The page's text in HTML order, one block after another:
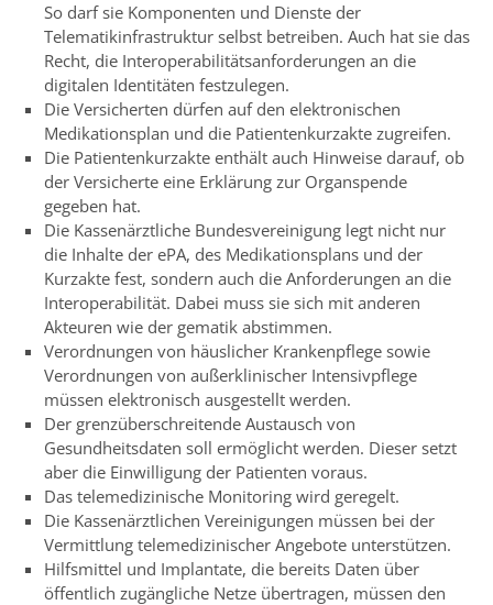
So darf sie Komponenten und Dienste der
Telematikinfrastruktur selbst betreiben. Auch hat sie das
Recht, die Interoperabilitätsanforderungen an die
digitalen Identitäten festzulegen.
Die Versicherten dürfen auf den elektronischen
Medikationsplan und die Patientenkurzakte zugreifen.
Die Patientenkurzakte enthält auch Hinweise darauf, ob
der Versicherte eine Erklärung zur Organspende
gegeben hat.
Die Kassenärztliche Bundesvereinigung legt nicht nur
die Inhalte der ePA, des Medikationsplans und der
Kurzakte fest, sondern auch die Anforderungen an die
Interoperabilität. Dabei muss sie sich mit anderen
Akteuren wie der gematik abstimmen.
Verordnungen von häuslicher Krankenpflege sowie
Verordnungen von außerklinischer Intensivpflege
müssen elektronisch ausgestellt werden.
Der grenzüberschreitende Austausch von
Gesundheitsdaten soll ermöglicht werden. Dieser setzt
aber die Einwilligung der Patienten voraus.
Das telemedizinische Monitoring wird geregelt.
Die Kassenärztlichen Vereinigungen müssen bei der
Vermittlung telemedizinischer Angebote unterstützen.
Hilfsmittel und Implantate, die bereits Daten über
öffentlich zugängliche Netze übertragen, müssen den